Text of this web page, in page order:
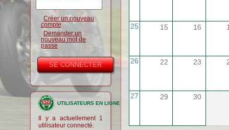
Créer un nouveau
compte
Demander un
nouveau mot de
passe
UTILISATEURS EN LIGNE
Il y a actuellement 1
utilisateur connecté.
25 15 16
26 22 23
27 29 30